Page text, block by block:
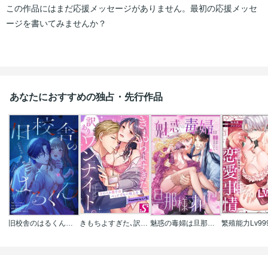
この作品にはまだ応援メッセージがありません。最初の応援メッセ
ージを書いてみませんか？
あなたにおすすめの独占・先行作品
旧校舎のはるくん～二人きりの鬼ごっこ、しよう？ きもちよすぎた､訳ありワンナイト｡～ライバル男子はベッドでも一枚上手 魅惑の毒婦は旦那様をオトしたい